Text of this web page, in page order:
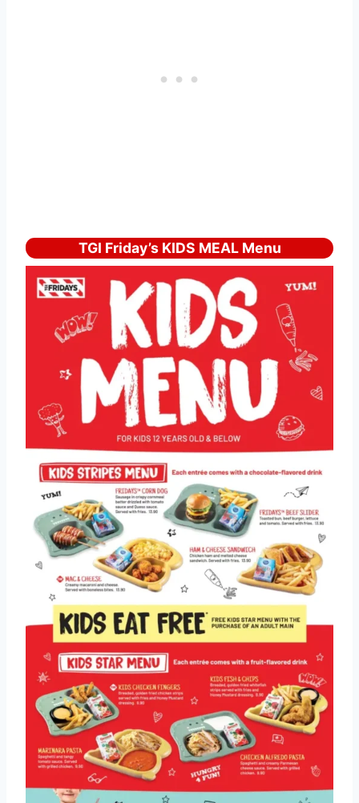
TGI Friday’s KIDS MEAL Menu